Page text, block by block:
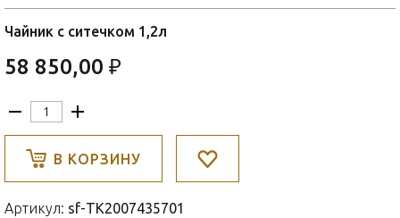
Чайник с ситечком 1,2л
58 850,00 ₽
В КОРЗИНУ
Артикул: sf-TK2007435701